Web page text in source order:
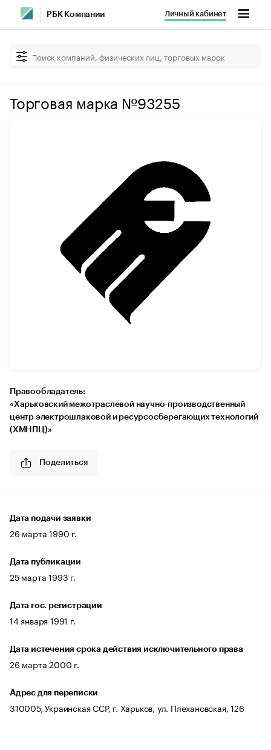
РБК Компании Личный кабинет
Торговая марка №93255
Правообладатель:
«Харьковский межотраслевой научно-производственный
центр электрошлаковой и ресурсосберегающих технологий
(ХМНПЦ)»
Поделиться
Дата подачи заявки
26 марта 1990 г.
Дата публикации
25 марта 1993 г.
Дата гос. регистрации
14 января 1991 г.
Дата истечения срока действия исключительного права
26 марта 2000 г.
Адрес для переписки
310005, Украинская ССР, г. Харьков, ул. Плехановская, 126